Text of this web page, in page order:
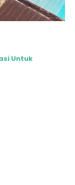
Untuk